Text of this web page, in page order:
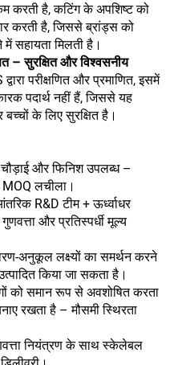
करती है, कटिंग के अपशिष्ट को
करती है, जिससे ब्रांड्स को
सहायता मिलती है।
– सुरक्षित और विश्वसनीय
परीक्षणित और प्रमाणित, इसमें
पदार्थ नहीं हैं, जिससे यह
के लिए सुरक्षित है।
और फिनिश उपलब्ध –
लचीला।
R&D टीम + ऊर्ध्वाधर
और प्रतिस्पर्धी मूल्य
अनुकूल लक्ष्यों का समर्थन करने
किया जा सकता है।
को समान रूप से अवशोषित करता
रखता है – मौसमी स्थिरता
नियंत्रण के साथ स्केलेबल